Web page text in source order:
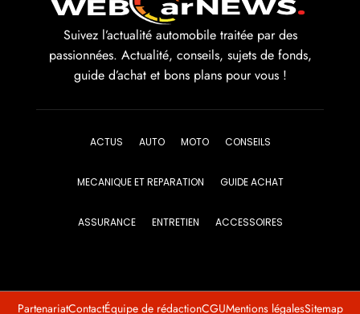
Suivez l’actualité automobile traitée par des
passionnées. Actualité, conseils, sujets de fonds,
guide d’achat et bons plans pour vous !
ACTUS AUTO MOTO CONSEILS
MECANIQUE ET REPARATION GUIDE ACHAT
ASSURANCE ENTRETIEN ACCESSOIRES
PartenariatContactÉquipe de rédactionCGUMentions légalesSitemap